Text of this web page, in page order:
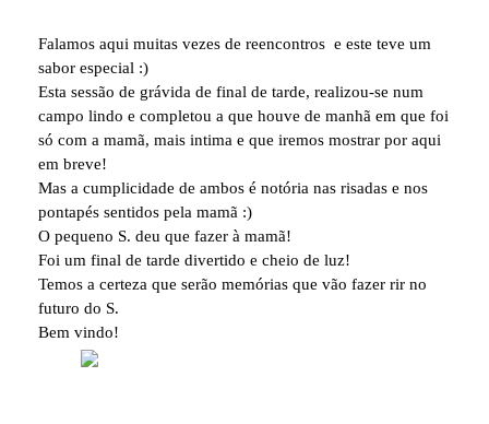
Falamos aqui muitas vezes de reencontros e este teve um
sabor especial :)
Esta sessão de grávida de final de tarde, realizou-se num
campo lindo e completou a que houve de manhã em que foi
só com a mamã, mais intima e que iremos mostrar por aqui
em breve!
Mas a cumplicidade de ambos é notória nas risadas e nos
pontapés sentidos pela mamã :)
O pequeno S. deu que fazer à mamã!
Foi um final de tarde divertido e cheio de luz!
Temos a certeza que serão memórias que vão fazer rir no
futuro do S.
Bem vindo!